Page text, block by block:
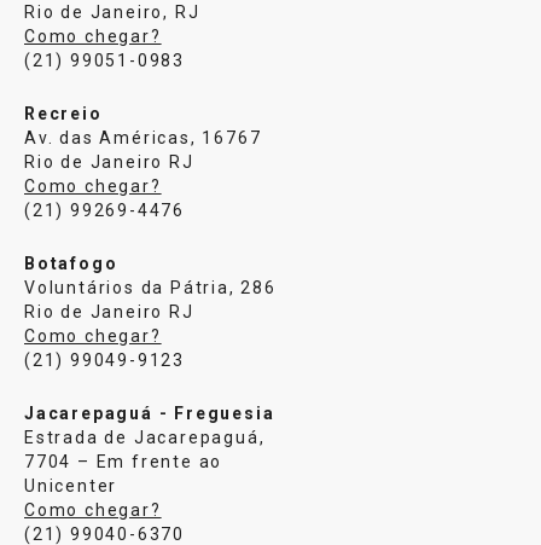
Rio de Janeiro, RJ
Como chegar?
(21) 99051-0983
Recreio
Av. das Américas, 16767
Rio de Janeiro RJ
Como chegar?
(21) 99269-4476
Botafogo
Voluntários da Pátria, 286
Rio de Janeiro RJ
Como chegar?
(21) 99049-9123
Jacarepaguá - Freguesia
Estrada de Jacarepaguá,
7704 – Em frente ao
Unicenter
Como chegar?
(21) 99040-6370